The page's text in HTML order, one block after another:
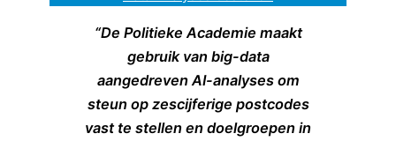
“De Politieke Academie maakt
gebruik van big-data
aangedreven AI-analyses om
steun op zescijferige postcodes
vast te stellen en doelgroepen in